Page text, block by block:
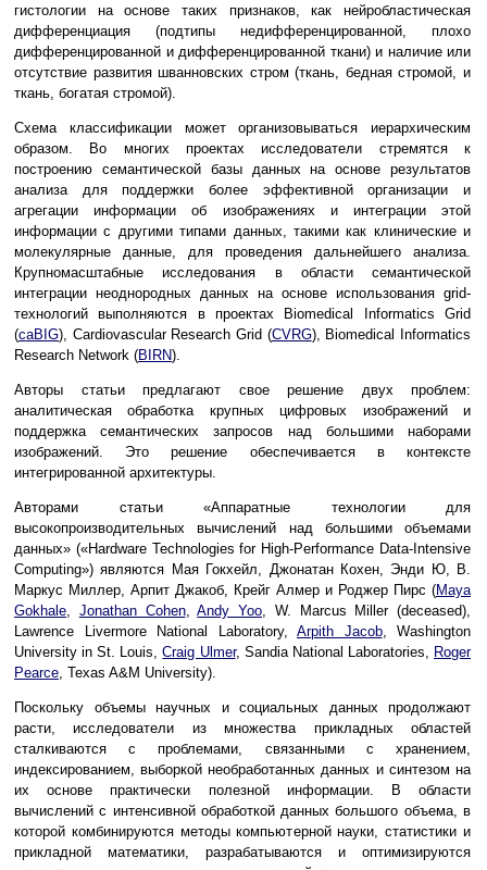
гистологии на основе таких признаков, как нейробластическая
дифференциация (подтипы недифференцированной, плохо
дифференцированной и дифференцированной ткани) и наличие или
отсутствие развития шванновских стром (ткань, бедная стромой, и
ткань, богатая стромой).
Схема классификации может организовываться иерархическим
образом. Во многих проектах исследователи стремятся к
построению семантической базы данных на основе результатов
анализа для поддержки более эффективной организации и
агрегации информации об изображениях и интеграции этой
информации с другими типами данных, такими как клинические и
молекулярные данные, для проведения дальнейшего анализа.
Крупномасштабные исследования в области семантической
интеграции неоднородных данных на основе использования grid-
технологий выполняются в проектах Biomedical Informatics Grid
(caBIG), Cardiovascular Research Grid (CVRG), Biomedical Informatics
Research Network (BIRN).
Авторы статьи предлагают свое решение двух проблем:
аналитическая обработка крупных цифровых изображений и
поддержка семантических запросов над большими наборами
изображений. Это решение обеспечивается в контексте
интегрированной архитектуры.
Авторами статьи «Аппаратные технологии для
высокопроизводительных вычислений над большими объемами
данных» («Hardware Technologies for High-Performance Data-Intensive
Computing») являются Мая Гокхейл, Джонатан Кохен, Энди Ю, В.
Маркус Миллер, Арпит Джакоб, Крейг Алмер и Роджер Пирс (Maya
Gokhale
Jonathan Cohen,Andy Yoo , W. Marcus Miller (deceased),
Lawrence Livermore National Laboratory, Arpith Jacob, Washington
University in St. Louis,Craig Ulmer, Sandia National Laboratories, Roger
Pearce , Texas A&M University).
Поскольку объемы научных и социальных данных продолжают
расти, исследователи из множества прикладных областей
сталкиваются с проблемами, связанными с хранением,
индексированием, выборкой необработанных данных и синтезом на
их основе практически полезной информации. В области
вычислений с интенсивной обработкой данных большого объема, в
которой комбинируются методы компьютерной науки, статистики и
прикладной математики, разрабатываются и оптимизируются